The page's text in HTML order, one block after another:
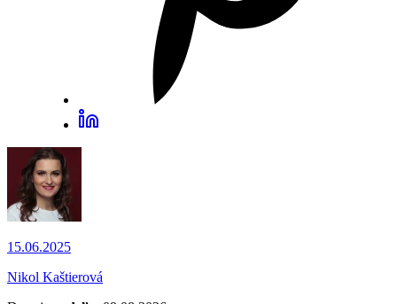
15.06.2025
Nikol Kaštierová